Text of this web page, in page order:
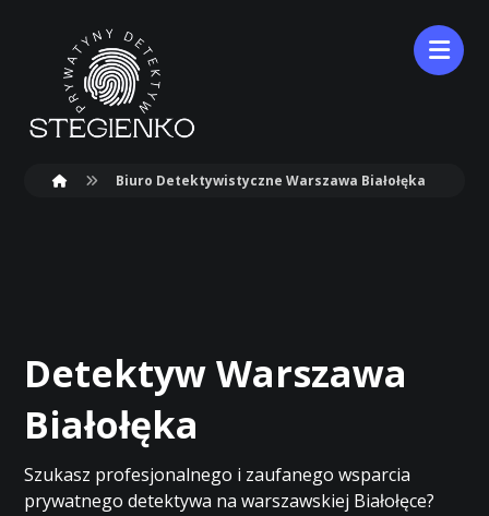
Biuro Detektywistyczne Warszawa Białołęka
Detektyw Warszawa
Białołęka
Szukasz profesjonalnego i zaufanego wsparcia
prywatnego detektywa na warszawskiej Białołęce?